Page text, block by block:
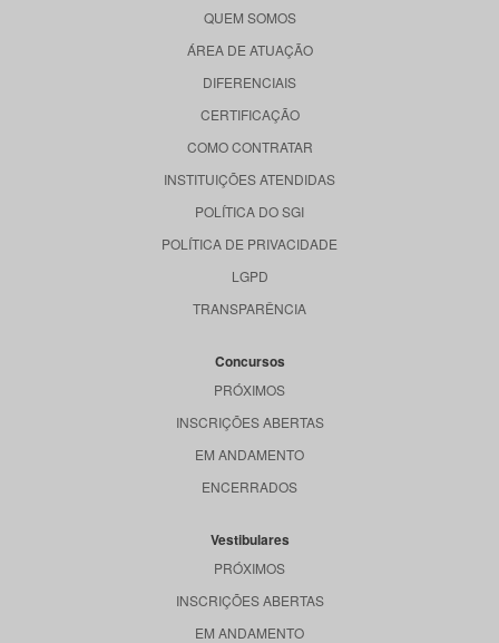
QUEM SOMOS
ÁREA DE ATUAÇÃO
DIFERENCIAIS
CERTIFICAÇÃO
COMO CONTRATAR
INSTITUIÇÕES ATENDIDAS
POLÍTICA DO SGI
POLÍTICA DE PRIVACIDADE
LGPD
TRANSPARÊNCIA
Concursos
PRÓXIMOS
INSCRIÇÕES ABERTAS
EM ANDAMENTO
ENCERRADOS
Vestibulares
PRÓXIMOS
INSCRIÇÕES ABERTAS
EM ANDAMENTO